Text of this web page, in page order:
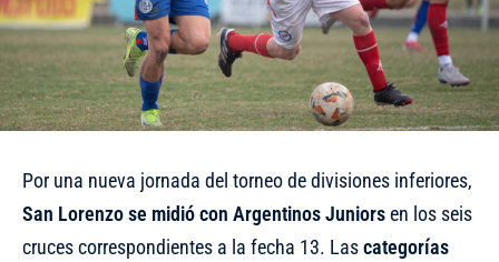
Por una nueva jornada del torneo de divisiones inferiores,
San Lorenzo se midió con Argentinos Juniorsen los seis
cruces correspondientes a la fecha 13. Lascategorías